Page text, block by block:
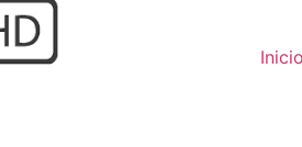
Inicio